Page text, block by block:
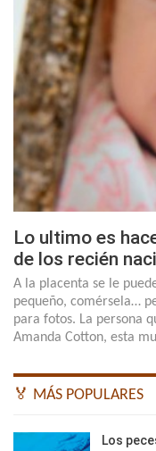
Lo ultimo es
de los recién
A la placenta se le
pequeño, comérsela…
para fotos. La persona
Amanda Cotton, esta
🏅 MÁS POPULARES
Los